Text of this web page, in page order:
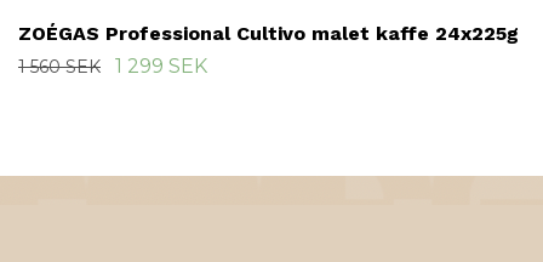
ZOÉGAS Professional Cultivo malet kaffe 24x225g
1 560 SEK 1 299 SEK